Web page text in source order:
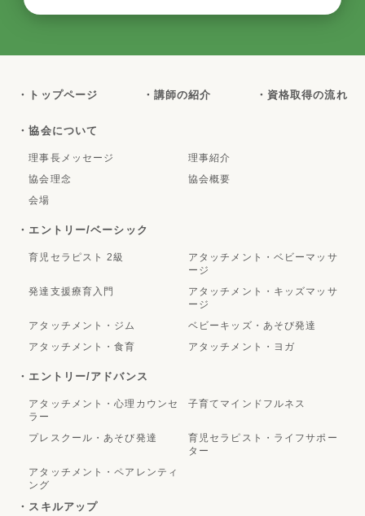
・トップページ ・講師の紹介 ・資格取得の流れ
・協会について
理事長メッセージ
理事紹介
協会理念
協会概要
会場
・エントリー/ベーシック
育児セラピスト 2級
アタッチメント・ベビーマッサ
ージ
発達支援療育入門
アタッチメント・キッズマッサ
ージ
アタッチメント・ジム
ベビーキッズ・あそび発達
アタッチメント・食育
アタッチメント・ヨガ
・エントリー/アドバンス
アタッチメント・心理カウンセ
ラー
子育てマインドフルネス
プレスクール・あそび発達
育児セラピスト・ライフサポー
ター
アタッチメント・ペアレンティ
ング
・スキルアップ